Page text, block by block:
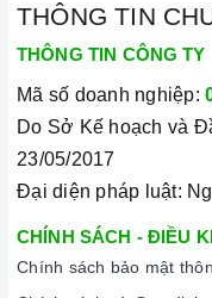
Lưu ý chỉ nên thực
thời gian nấu nướng
Khi không sử dụng,
bếp để tránh làm
từ.
Thường xuyên lau
bảo tuổi thọ củabếp .
THÔNG TIN
THÔNG TIN CÔNG TY
Mã số doanh nghiệp:
Do Sở Kế hoạch và
23/05/2017
Đại diện pháp luật:
CHÍNH SÁCH - ĐIỀU
Chính sách bảo mật